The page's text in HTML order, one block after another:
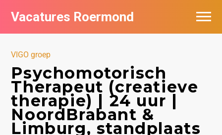
Vacatures Roermond
VIGO groep
Psychomotorisch
Therapeut (creatieve
therapie) | 24 uur |
NoordBrabant &
Limburg, standplaats
Vacatures per bedrijf in Roermond
De populairste vacatures in Roermond
Nieuwsbrief feed